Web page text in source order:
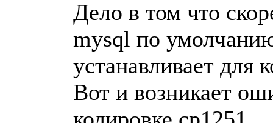
Дело в том что
mysql по
устанавливает для
Вот и возникает